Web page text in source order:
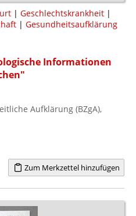
| Geschlechtskrankheit |
| Gesundheitsaufklärung
Informationen
Aufklärung (BZgA),
Zum Merkzettel hinzufügen